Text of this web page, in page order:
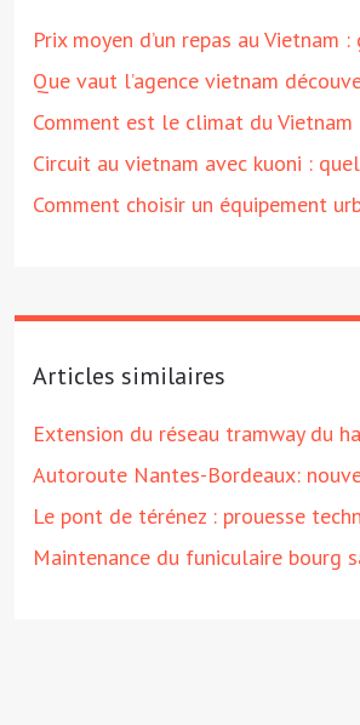
Prix moyen d’un repas au Vietnam
Que vaut l’agence vietnam
Comment est le climat du Vietnam
Circuit au vietnam avec kuoni :
Comment choisir un équipement
Articles similaires
Extension du réseau tramway du
Autoroute Nantes-Bordeaux:
Le pont de térénez : prouesse
Maintenance du funiculaire bourg